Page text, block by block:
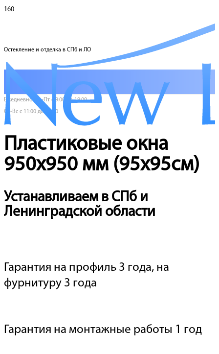
Остекление и отделка в СПб и ЛО
Ежедневно Пн-Пт с 9:00 до 19:00
Сб-Вс с 11:00 до 17:00
Пластиковые окна
950х950 мм (95х95см)
Устанавливаем в СПб и
Ленинградской области
Гарантия на профиль 3 года, на
фурнитуру 3 года
Гарантия на монтажные работы 1 год